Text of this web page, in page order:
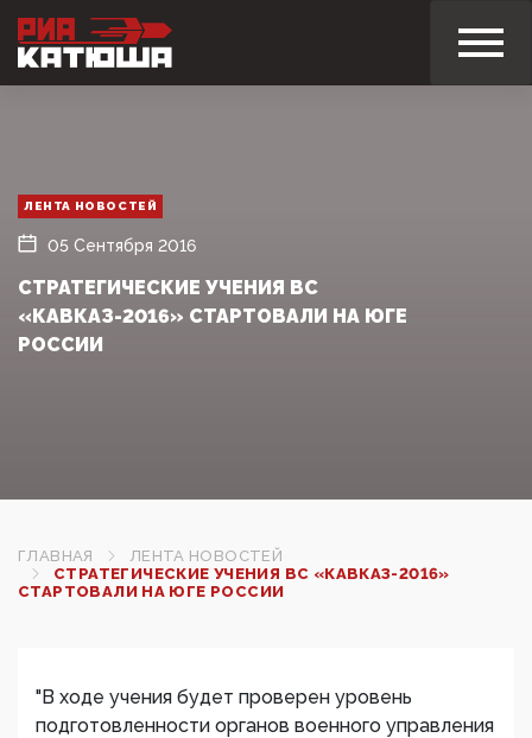
ЛЕНТА НОВОСТЕЙ
05 Сентября 2016
СТРАТЕГИЧЕСКИЕ УЧЕНИЯ ВС
«КАВКАЗ-2016» СТАРТОВАЛИ НА ЮГЕ
РОССИИ
ГЛАВНАЯ
ЛЕНТА НОВОСТЕЙ
СТРАТЕГИЧЕСКИЕ УЧЕНИЯ ВС «КАВКАЗ-2016»
СТАРТОВАЛИ НА ЮГЕ РОССИИ
"В ходе учения будет проверен уровень
подготовленности органов военного управления